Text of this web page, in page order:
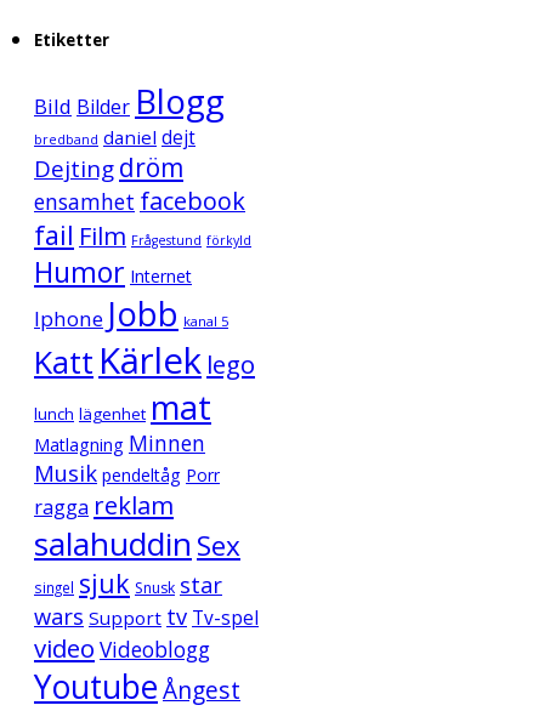
Etiketter
Bild Bilder Blogg
bredband daniel dejt
Dejtingdröm
ensamhet facebook
fail Film Frågestund förkyld
Humor Internet
Iphone Jobb kanal 5
Katt Kärlek lego
lunch lägenhet mat
Matlagning Minnen
Musik pendeltåg Porr
ragga reklam
salahuddin Sex
singel sjuk Snusk star
wars Support tv Tv-spel
video Videoblogg
YoutubeÅngest